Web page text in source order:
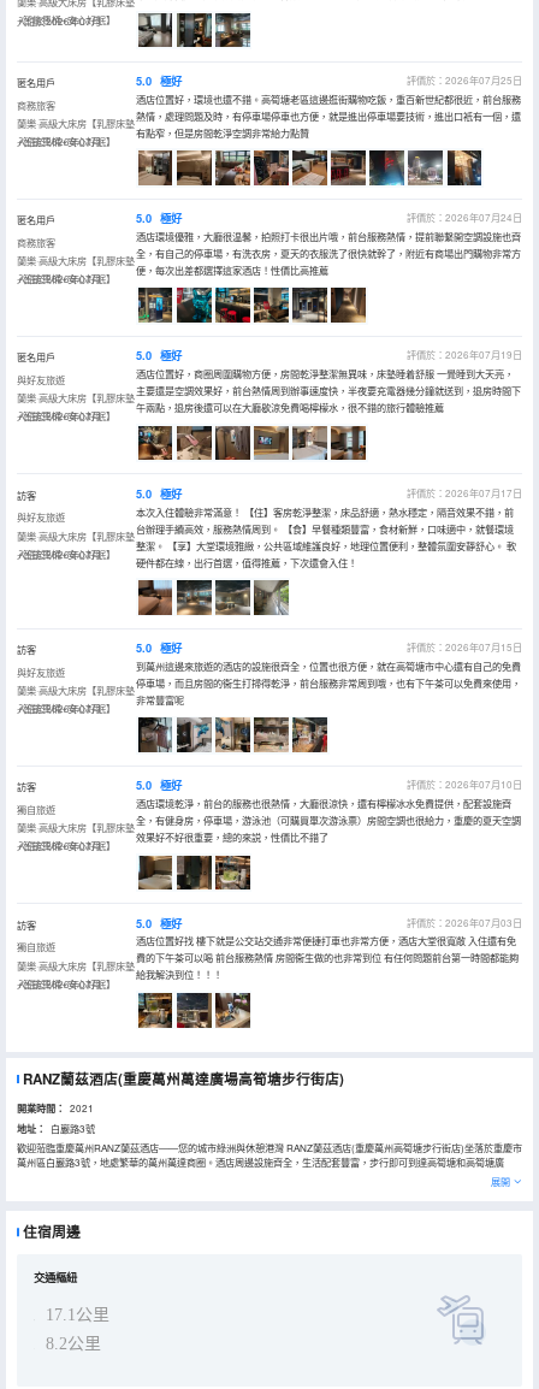
+智能馬桶+安心好眠】
入住於2026年07月
匿名用戶
商務旅客
蘭樂·高級大床房【乳膠床墊
+智能馬桶+安心好眠】
入住於2026年07月
5.0 極好
評價於：2026年07月25日
酒店位置好，環境也還不錯。高筍塘老區這邊逛街購物吃飯，重百新世紀都很近，前台服務
熱情，處理問題及時，有停車場停車也方便，就是進出停車場要技術，進出口衹有一個，還
有點窄，但是房間乾淨空調非常給力點贊
匿名用戶
商務旅客
蘭樂·高級大床房【乳膠床墊
+智能馬桶+安心好眠】
入住於2026年07月
5.0 極好
評價於：2026年07月24日
酒店環境優雅，大廳很温馨，拍照打卡很出片哦，前台服務熱情，提前聯繫開空調設施也齊
全，有自己的停車場，有洗衣房，夏天的衣服洗了很快就幹了，附近有商場出門購物非常方
便，每次出差都選擇這家酒店！性價比高推薦
匿名用戶
與好友旅遊
蘭樂·高級大床房【乳膠床墊
+智能馬桶+安心好眠】
入住於2026年07月
5.0 極好
評價於：2026年07月19日
酒店位置好，商圈周圍購物方便，房間乾淨整潔無異味，床墊睡着舒服 一覺睡到大天亮，
主要還是空調效果好，前台熱情周到辦事速度快，半夜要充電器幾分鐘就送到，退房時間下
午兩點，退房後還可以在大廳歇涼免費喝檸檬水，很不錯的旅行體驗推薦
訪客
與好友旅遊
蘭樂·高級大床房【乳膠床墊
+智能馬桶+安心好眠】
入住於2026年07月
5.0 極好
評價於：2026年07月17日
本次入住體驗非常滿意！ 【住】客房乾淨整潔，床品舒適，熱水穩定，隔音效果不錯，前
台辦理手續高效，服務熱情周到。 【食】早餐種類豐富，食材新鮮，口味適中，就餐環境
整潔。 【享】大堂環境雅緻，公共區域維護良好，地理位置便利，整體氛圍安靜舒心。 軟
硬件都在線，出行首選，值得推薦，下次還會入住！
訪客
與好友旅遊
蘭樂·高級大床房【乳膠床墊
+智能馬桶+安心好眠】
入住於2026年07月
5.0 極好
評價於：2026年07月15日
到萬州這邊來旅遊的酒店的設施很齊全，位置也很方便，就在高筍塘市中心還有自己的免費
停車場，而且房間的衞生打掃得乾淨，前台服務非常周到哦，也有下午茶可以免費來使用，
非常豐富呢
訪客
獨自旅遊
蘭樂·高級大床房【乳膠床墊
+智能馬桶+安心好眠】
入住於2026年07月
5.0 極好
評價於：2026年07月10日
酒店環境乾淨，前台的服務也很熱情，大廳很涼快，還有檸檬冰水免費提供，配套設施齊
全，有健身房，停車場，游泳池（可購買單次游泳票）房間空調也很給力，重慶的夏天空調
效果好不好很重要，總的來説，性價比不錯了
訪客
獨自旅遊
蘭樂·高級大床房【乳膠床墊
+智能馬桶+安心好眠】
入住於2026年07月
5.0 極好
評價於：2026年07月03日
酒店位置好找 樓下就是公交站交通非常便捷打車也非常方便，酒店大堂很寬敞 入住還有免
費的下午茶可以喝 前台服務熱情 房間衞生做的也非常到位 有任何問題前台第一時間都能夠
給我解決到位！！！
RANZ蘭茲酒店(重慶萬州萬達廣場高筍塘步行街店)
開業時間： 2021
地址：
白巖路3號
歡迎蒞臨重慶萬州RANZ蘭茲酒店——您的城市綠洲與休憩港灣 RANZ蘭茲酒店(重慶萬州高筍塘步行街店)坐落於重慶市
萬州區白巖路3號，地處繁華的萬州萬達商圈。酒店周邊設施齊全，生活配套豐富，步行即可到達高筍塘和高筍塘廣
場，距離新世紀百貨步行僅5分鐘即可到達，購物極為便利。酒店附近有重慶三峽醫藥高等專科學院附屬人民醫院，步
行僅10分鐘即可到達，為您的健康保駕護航。交通方面，酒店緊鄰多個交通樞紐，便捷的交通網絡讓您輕鬆抵達各大景
行商務洽談，健身愛好者則可以在健身房內盡情揮灑汗水。酒店大堂設有音樂咖啡吧，為您提供一個放鬆身心的好去
高筍塘廣場，感受當地的繁華與活力。新世紀百貨(萬州商都)和新世紀百貨(太白路)近在咫尺，為您提供豐富的購物選
擇。酒店附近有重慶三峽學院、重慶信息技術職業學院金龍校區，周邊的教育資源豐富，為學術交流和學習提供了便利
的條件。 RANZ蘭茲酒店周邊的美食和購物選擇豐富多樣。萬州萬達商圈內匯聚了各類餐飲店鋪，無論是地道的重慶火
鍋，還是精緻的西餐，都能滿足您的味蕾。新世紀百貨內的購物選擇更是琳琅滿目，從時尚服飾到電子產品，應有盡
有。無論您是購物狂還是美食愛好者，這裏都能讓您流連忘返。 RANZ蘭茲酒店秉承“以人為本，服務至上”的理念，致
力於為每一位客人提供賓至如歸的體驗。酒店以北歐ins風為主題，結合現代設計與舒適體驗，營造出一種輕奢而不失温
展開
住宿周邊
交通樞紐
17.1公里
8.2公里